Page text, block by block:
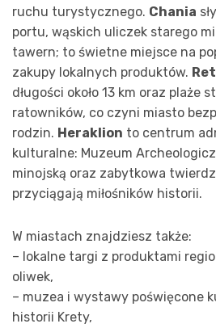
ruchu turystycznego. Chania
portu, wąskich uliczek starego
tawern; to świetne miejsce na
zakupy lokalnych produktów.
długości około 13 km oraz plaże
ratowników, co czyni miasto
rodzin. Heraklion to centrum
kulturalne: Muzeum
minojską oraz zabytkowa
przyciągają miłośników historii.
W miastach znajdziesz także:
– lokalne targi z produktami
oliwek,
– muzea i wystawy poświęcone
historii Krety,